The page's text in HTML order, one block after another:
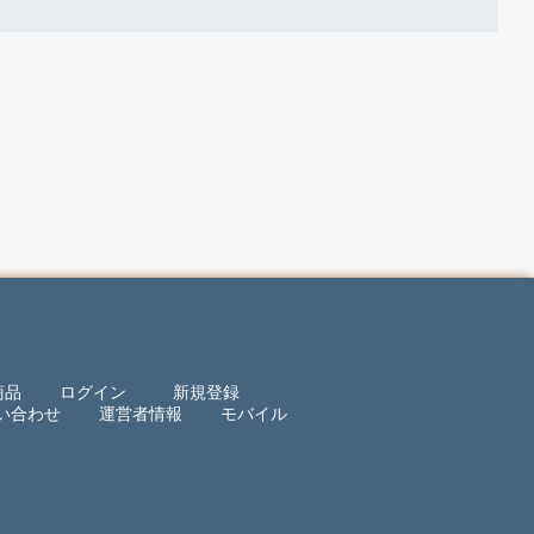
品 ログイン
新規登録
合わせ
運営者情報 モバイル